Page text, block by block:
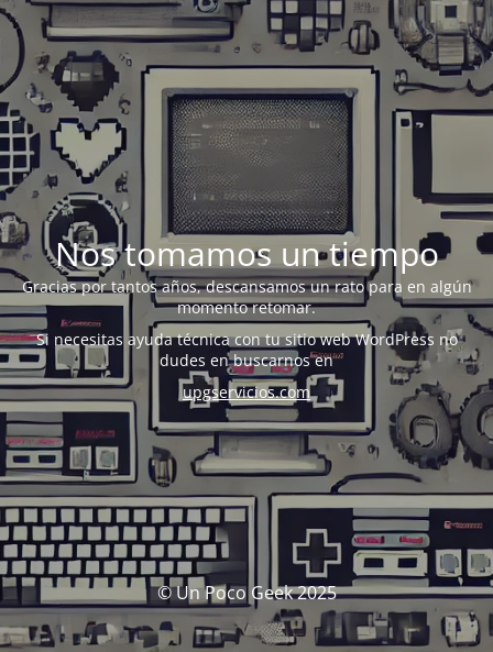
Nos tomamos un tiempo
Gracias por tantos años, descansamos un rato para en algún
momento retomar.
Si necesitas ayuda técnica con tu sitio web WordPress no
dudes en buscarnos en
upgservicios.com
© Un Poco Geek 2025